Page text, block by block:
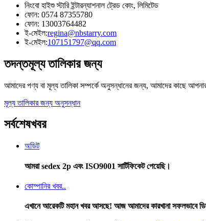
নিংবো হাইশু স্টারি ইন্টারন্যাশনাল ট্রেড কোং, লিমিটেড
ফোন: 0574 87355780
ফোন: 13003764482
ই-মেইল:regina@nbstarry.com
ই-মেইল:107151797@qq.com
তদন্তমূল্য তালিকার জন্য
আমাদের পণ্য বা মূল্য তালিকা সম্পর্কে অনুসন্ধানের জন্য, আমাদের কাছে
মূল্য তালিকার জন্য অনুসন্ধান
সর্বশেষখবর
অডিট
আমরা sedex 2p এবং ISO9001 সার্টিফিকেট পেয়েছি।
কোম্পানির খবর..
এখানে আরেকটি মহান খবর আসছে! আজ আমাদের কারখানা সফলভাবে